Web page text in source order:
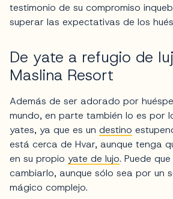
testimonio de su compromiso
superar las expectativas de los
De yate a refugio de
Maslina Resort
Además de ser adorado por
mundo, en parte también lo es por
yates, ya que es un destino
está cerca de Hvar, aunque tenga
en su propio yate de lujo. Puede
cambiarlo, aunque sólo sea por un
mágico complejo.